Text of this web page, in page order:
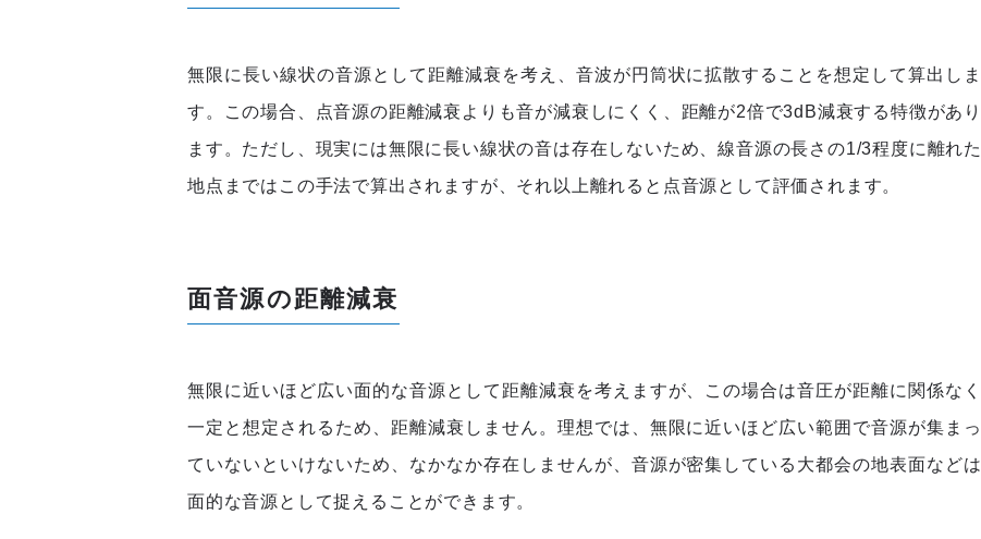
無限に長い線状の音源として距離減衰を考え、音波が円筒状に拡散することを想定して算出しま
す。この場合、点音源の距離減衰よりも音が減衰しにくく、距離が2倍で3dB減衰する特徴があり
ます。ただし、現実には無限に長い線状の音は存在しないため、線音源の長さの1/3程度に離れた
地点まではこの手法で算出されますが、それ以上離れると点音源として評価されます。
面音源の距離減衰
無限に近いほど広い面的な音源として距離減衰を考えますが、この場合は音圧が距離に関係なく
一定と想定されるため、距離減衰しません。理想では、無限に近いほど広い範囲で音源が集まっ
ていないといけないため、なかなか存在しませんが、音源が密集している大都会の地表面などは
面的な音源として捉えることができます。